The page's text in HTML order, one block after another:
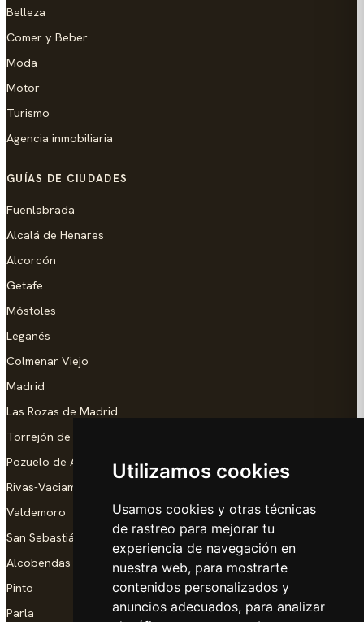
Utilizamos cookies
Usamos cookies y otras técnicas
de rastreo para mejorar tu
experiencia de navegación en
nuestra web, para mostrarte
contenidos personalizados y
anuncios adecuados, para analizar
Belleza
Comer y Beber
Moda
Motor
Turismo
Agencia inmobiliaria
GUÍAS DE CIUDADES
Fuenlabrada
Alcalá de Henares
Alcorcón
Getafe
Móstoles
Leganés
Colmenar Viejo
Madrid
Las Rozas de Madrid
Torrejón de Ardoz
Pozuelo de Alarcón
Rivas-Vaciamadrid
Valdemoro
San Sebastián de los Reyes
Alcobendas
Pinto
Parla